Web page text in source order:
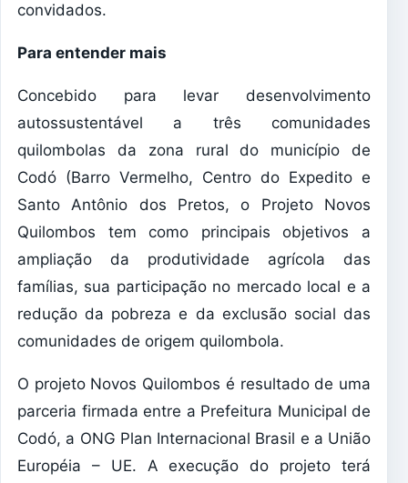
convidados.
Para entender mais
Concebido para levar desenvolvimento
autossustentável a três comunidades
quilombolas da zona rural do município de
Codó (Barro Vermelho, Centro do Expedito e
Santo Antônio dos Pretos, o Projeto Novos
Quilombos tem como principais objetivos a
ampliação da produtividade agrícola das
famílias, sua participação no mercado local e a
redução da pobreza e da exclusão social das
comunidades de origem quilombola.
O projeto Novos Quilombos é resultado de uma
parceria firmada entre a Prefeitura Municipal de
Codó, a ONG Plan Internacional Brasil e a União
Européia – UE. A execução do projeto terá